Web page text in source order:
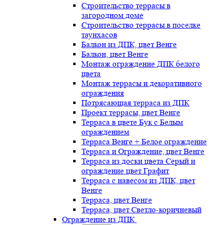
Строительство террасы в
загородном доме
Строительство террасы в поселке
таунхасов
Балкон из ДПК, цвет Венге
Балкон, цвет Венге
Монтаж ограждение ДПК белого
цвета
Монтаж террасы и декоративного
ограждения
Потрясающая терраса из ДПК
Проект террасы, цвет Венге
Терраса в цвете Бук с Белым
ограждением
Терраса Венге + Белое ограждение
Терраса и Ограждение, цвет Венге
Терраса из доски цвета Серый и
ограждение цвет Графит
Терраса с навесом из ДПК, цвет
Венге
Терраса, цвет Венге
Терраса, цвет Светло-коричневый
Ограждение из ДПК